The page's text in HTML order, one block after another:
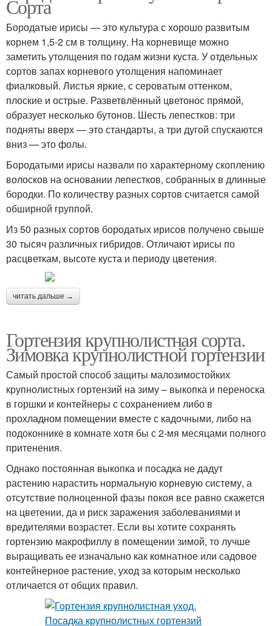
Сорта
Бородатые ирисы — это культура с хорошо развитым
корнем 1,5-2 см в толщину. На корневище можно
заметить утолщения по годам жизни куста. У отдельных
сортов запах корневого утолщения напоминает
фиалковый. Листья яркие, с сероватым оттенком,
плоские и острые. Разветвлённый цветонос прямой,
образует несколько бутонов. Шесть лепестков: три
подняты вверх — это стандарты, а три дугой спускаются
вниз — это фолы.
Бородатыми ирисы назвали по характерному скоплению
волосков на основании лепестков, собранных в длинные
бородки. По количеству разных сортов считается самой
обширной группой.
Из 50 разных сортов бородатых ирисов получено свыше
30 тысяч различных гибридов. Отличают ирисы по
расцветкам, высоте куста и периоду цветения.
читать дальше →
Гортензия крупнолистная сорта.
Зимовка крупнолистной гортензии
Самый простой способ защиты малозимостойких
крупнолистных гортензий на зиму – выкопка и переноска
в горшки и контейнеры с сохранением либо в
прохладном помещении вместе с кадочными, либо на
подоконнике в комнате хотя бы с 2-мя месяцами полного
притенения.
Однако постоянная выкопка и посадка не дадут
растению нарастить нормальную корневую систему, а
отсутствие полноценной фазы покоя все равно скажется
на цветении, да и риск заражения заболеваниями и
вредителями возрастет. Если вы хотите сохранять
гортензию макрофиллу в помещении зимой, то лучше
выращивать ее изначально как комнатное или садовое
контейнерное растение, уход за которым несколько
отличается от общих правил.